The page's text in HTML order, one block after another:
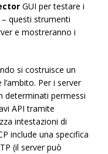
GUI per testare i
questi strumenti
e mostreranno i
si costruisce un
Per i server
determinati permessi
API tramite
intestazioni di
include una specifica
(il server può